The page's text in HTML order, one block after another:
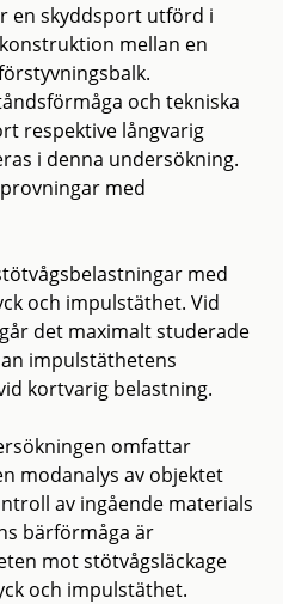
en skyddsport utförd i
mellan en
och tekniska
respektive långvarig
i denna undersökning.
med
med
och impulstäthet. Vid
det maximalt studerade
impulstäthetens
kortvarig belastning.
omfattar
modanalys av objektet
av ingående materials
bärförmåga är
mot stötvågsläckage
och impulstäthet.